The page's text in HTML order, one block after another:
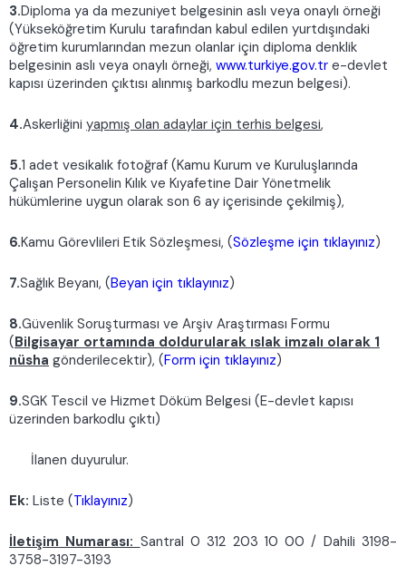
3.Diploma ya da mezuniyet belgesinin aslı veya onaylı örneği
(Yükseköğretim Kurulu tarafından kabul edilen yurtdışındaki
öğretim kurumlarından mezun olanlar için diploma denklik
belgesinin aslı veya onaylı örneği, www.turkiye.gov.tr e-devlet
kapısı üzerinden çıktısı alınmış barkodlu mezun belgesi).
4.Askerliğini yapmış olan adaylar için terhis belgesi,
5.1 adet vesikalık fotoğraf (Kamu Kurum ve Kuruluşlarında
Çalışan Personelin Kılık ve Kıyafetine Dair Yönetmelik
hükümlerine uygun olarak son 6 ay içerisinde çekilmiş),
6.Kamu Görevlileri Etik Sözleşmesi, (Sözleşme için tıklayınız)
7.Sağlık Beyanı, (Beyan için tıklayınız)
8.Güvenlik Soruşturması ve Arşiv Araştırması Formu
(Bilgisayar ortamında doldurularak ıslak imzalı olarak 1
nüsha gönderilecektir), (Form için tıklayınız)
9.SGK Tescil ve Hizmet Döküm Belgesi (E-devlet kapısı
üzerinden barkodlu çıktı)
İlanen duyurulur.
Ek: Liste (Tıklayınız)
İletişim Numarası: Santral 0 312 203 10 00 / Dahili 3198-
3758-3197-3193